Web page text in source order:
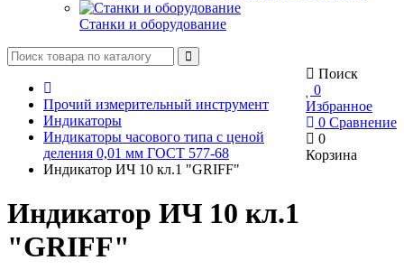
Станки и оборудование
Поиск
0
Избранное
0 Сравнение
0
Корзина
Прочий измерительный инструмент
Индикаторы
Индикаторы часового типа с ценой
деления 0,01 мм ГОСТ 577-68
Индикатор ИЧ 10 кл.1 "GRIFF"
Индикатор ИЧ 10 кл.1
"GRIFF"